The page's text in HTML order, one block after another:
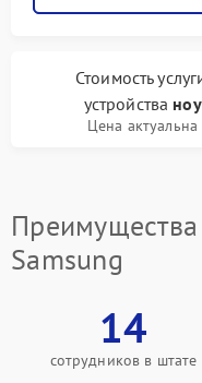
Стоимость
устройства
Цена
Преимущества
Samsung
14
сотрудников в штате